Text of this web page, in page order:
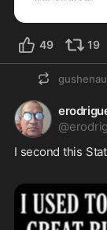
49 19
gushenau
@
I second this